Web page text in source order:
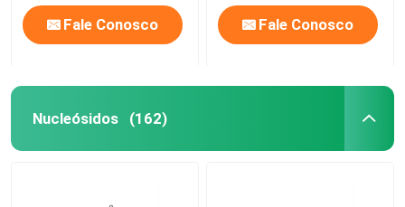
Fale Conosco Fale Conosco
Nucleósidos (162)